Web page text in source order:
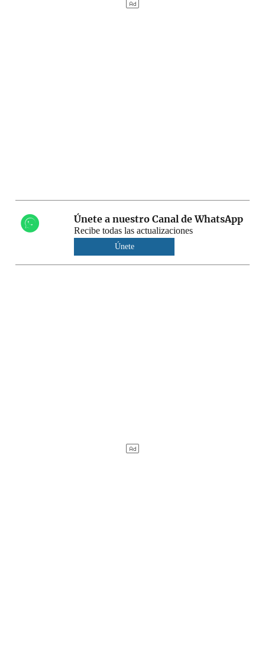
Únete a nuestro Canal de WhatsApp
Recibe todas las actualizaciones
Únete